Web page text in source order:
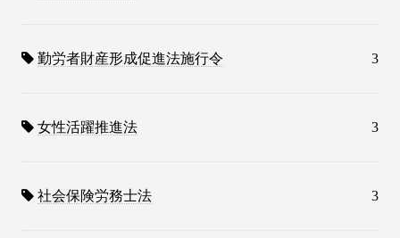
勤労者財産形成促進法施行令 3
女性活躍推進法 3
社会保険労務士法 3